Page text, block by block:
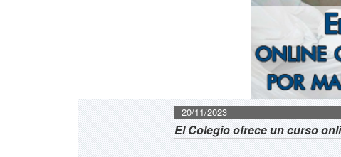
20/11/2023
El Colegio ofrece un curso